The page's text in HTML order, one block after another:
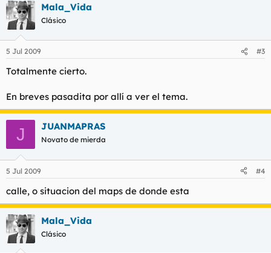
Mala_Vida
Clásico
5 Jul 2009 #3
Totalmente cierto.
En breves pasadita por allí a ver el tema.
J JUANMAPRAS
Novato de mierda
5 Jul 2009 #4
calle, o situacion del maps de donde esta
Mala_Vida
Clásico